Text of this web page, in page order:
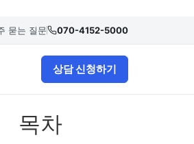
묻는 질문 070-4152-5000
상담 신청하기
목차